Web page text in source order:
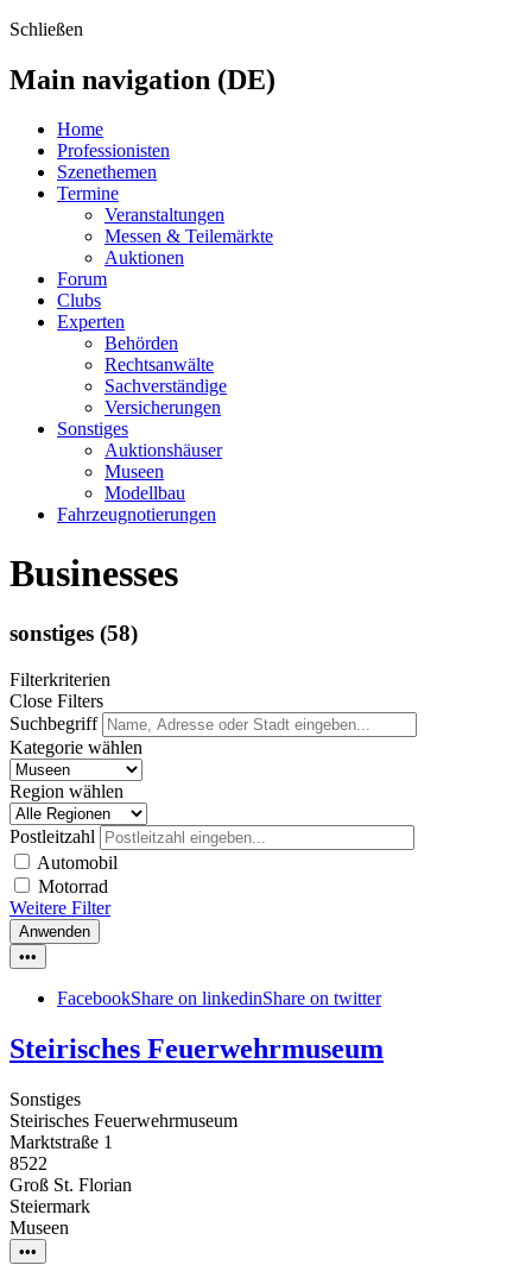
Schließen
Main navigation (DE)
Home
Professionisten
Szenethemen
Termine
Veranstaltungen
Messen & Teilemärkte
Auktionen
Forum
Clubs
Experten
Behörden
Rechtsanwälte
Sachverständige
Versicherungen
Sonstiges
Auktionshäuser
Museen
Modellbau
Fahrzeugnotierungen
Businesses
sonstiges (58)
Filterkriterien
Close Filters
Suchbegriff
Kategorie wählen
Region wählen
Postleitzahl
Automobil
Motorrad
Weitere Filter
Anwenden
•••
FacebookShare on linkedinShare on twitter
Steirisches Feuerwehrmuseum
Sonstiges
Steirisches Feuerwehrmuseum
Marktstraße 1
8522
Groß St. Florian
Steiermark
Museen
•••